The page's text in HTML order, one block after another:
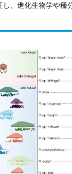
、進化生物学や種